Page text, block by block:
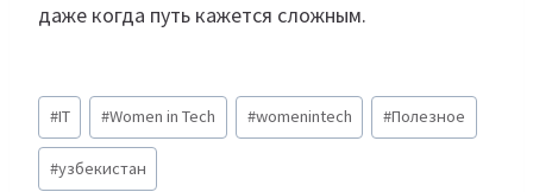
даже когда путь кажется сложным.
Метки
записи:
#IT #Women in Tech #womenintech #Полезное
#узбекистан